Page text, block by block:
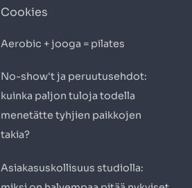
Cookies
Aerobic + jooga = pilates
No-show't ja peruutusehdot:
kuinka paljon tuloja todella
menetätte tyhjien paikkojen
takia?
Asiakasuskollisuus studiolla: